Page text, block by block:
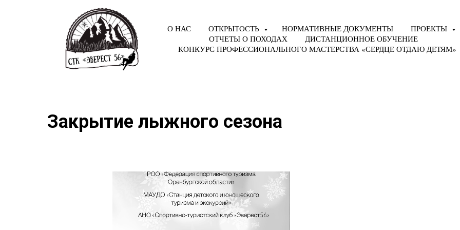
О НАС ОТКРЫТОСТЬ НОРМАТИВНЫЕ ДОКУМЕНТЫ
ПРОЕКТЫ
ОТЧЕТЫ О ПОХОДАХ
ДИСТАНЦИОННОЕ ОБУЧЕНИЕ
КОНКУРС ПРОФЕССИОНАЛЬНОГО МАСТЕРСТВА «СЕРДЦЕ ОТДАЮ ДЕТЯМ»
Закрытие лыжного сезона